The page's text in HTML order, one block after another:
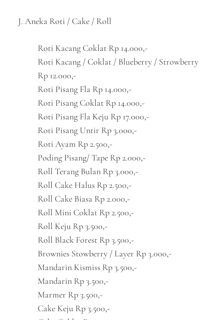
J. Aneka Roti / Cake / Roll
Roti Kacang Coklat Rp 14.000,-
Roti Kacang / Coklat / Blueberry / Strowberry
Rp 12.000,-
Roti Pisang Fla Rp 14.000,-
Roti Pisang Coklat Rp 14.000,-
Roti Pisang Fla Keju Rp 17.000,-
Roti Pisang Untir Rp 3.000,-
Roti Ayam Rp 2.500,-
Poding Pisang/ Tape Rp 2.000,-
Roll Terang Bulan Rp 3.000,-
Roll Cake Halus Rp 2.500,-
Roll Cake Biasa Rp 2.000,-
Roll Mini Coklat Rp 2.500,-
Roll Keju Rp 3.500,-
Roll Black Forest Rp 3.500,-
Brownies Stowberry / Layer Rp 3.000,-
Mandarin Kismiss Rp 3.500,-
Mandarin Rp 3.500,-
Marmer Rp 3.500,-
Cake Keju Rp 3.500,-